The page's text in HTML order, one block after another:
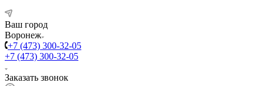
Ваш город
Воронеж
+7 (473) 300-32-05
+7 (473) 300-32-05
Заказать звонок